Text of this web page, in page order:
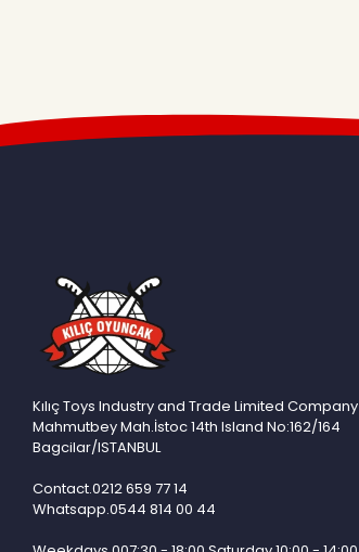
CEREN
DILAVER
DOLU
DUMANTOYS
EGEMEN
EMENGEN OYUNCAK
EMG
Kılıç Toys Industry and Trade Limited Company
Mahmutbey Mah.İstoc 14th Island No:162/164
Bagcilar/ISTANBUL
Contact.0212 659 77 14
Whatsapp.0544 814 00 44